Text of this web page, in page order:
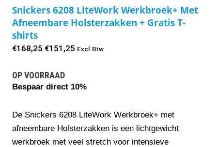
Snickers 6208 LiteWork Werkbroek+ Met
Afneembare Holsterzakken + Gratis T-
shirts
€168,25 Oorspronkelijke
was:
€168,25.
€151,25 Huidige
€151,25.
Excl.Btw
OP VOORRAAD
Bespaar direct 10%
De Snickers 6208 LiteWork Werkbroek+ met
afneembare Holsterzakken is een lichtgewicht
werkbroek met veel stretch voor intensieve